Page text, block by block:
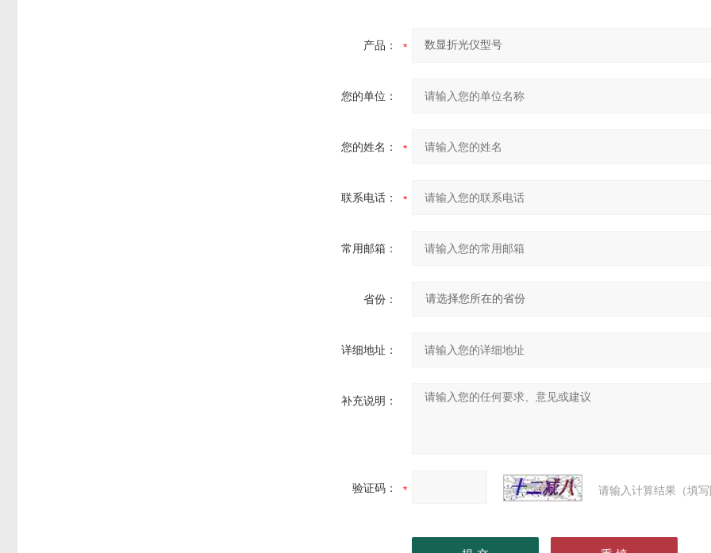
产品：
您的单位：
您的姓名：
联系电话：
常用邮箱：
省份：
详细地址：
补充说明：
验证码： 请输入计算结果（填